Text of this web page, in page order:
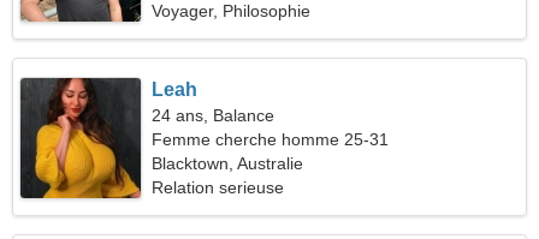
Voyager, Philosophie
Leah
24 ans, Balance
Femme cherche homme 25-31
Blacktown, Australie
Relation serieuse